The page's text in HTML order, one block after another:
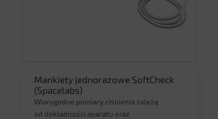
Mankiety jednorazowe SoftCheck
(Spacelabs)
Wiarygodne pomiary ciśnienia zależą
od dokładności aparatu oraz